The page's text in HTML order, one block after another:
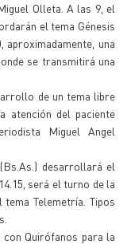
Olleta. A las 9, el
el tema Génesis
una
se transmitirá una
de un tema libre
atención del paciente
Miguel Angel
desarrollará el
será el turno de la
Telemetría. Tipos
con Quirófanos para la